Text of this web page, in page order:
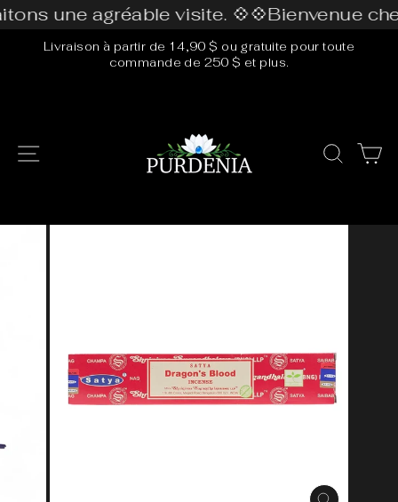
Passer
au
contenu
une agréable visite. 💠💠Bienvenue
Diaporama
Livraison à partir de 14,90 $ ou gratuite pour toute
commande de 250 $ et plus.
Navigation